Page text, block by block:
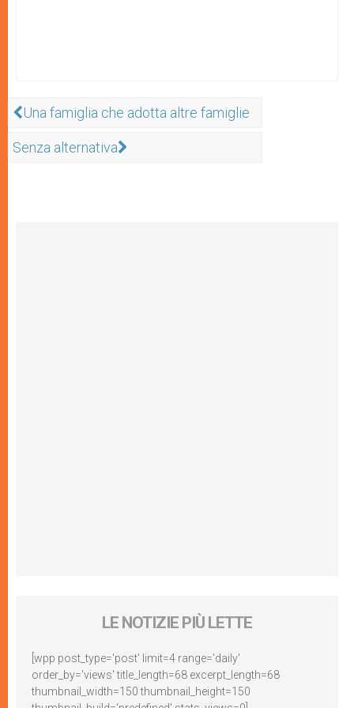
Una famiglia che adotta altre famiglie
Senza alternativa
LE NOTIZIE PIÙ LETTE
[wpp post_type='post' limit=4 range='daily'
order_by='views' title_length=68 excerpt_length=68
thumbnail_width=150 thumbnail_height=150